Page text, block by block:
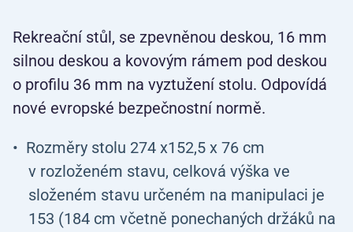
Rekreační stůl, se zpevněnou deskou, 16 mm
silnou deskou a kovovým rámem pod deskou
o profilu 36 mm na vyztužení stolu. Odpovídá
nové evropské bezpečnostní normě.
Rozměry stolu 274 x152,5 x 76 cm
v rozloženém stavu, celková výška ve
složeném stavu určeném na manipulaci je
153 (184 cm včetně ponechaných držáků na